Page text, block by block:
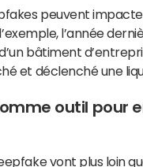
peuvent
l’année
bâtiment
et déclenché une
outil pour
vont plus loin